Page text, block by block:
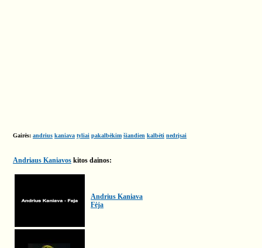
Gairės: andrius kaniava tyliai pakalbėkim šiandien kalbėti nedrįsai
Andriaus Kaniavos kitos dainos:
Andrius Kaniava
Fėja